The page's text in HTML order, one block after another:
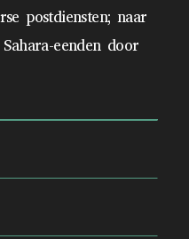
postdiensten; naar
eenden door